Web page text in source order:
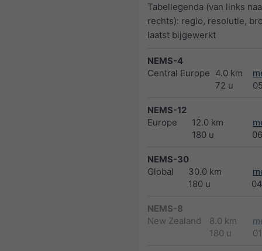
Tabellegenda (van links
rechts): regio, resolutie,
laatst bijgewerkt
NEMS-4
Central Europe 4.0 km
72 u
NEMS-12
Europe
12.0 km
180 u
NEMS-30
Global
30.0 km
180 u
NEMS-8
New Zealand
8.0 km
180 u